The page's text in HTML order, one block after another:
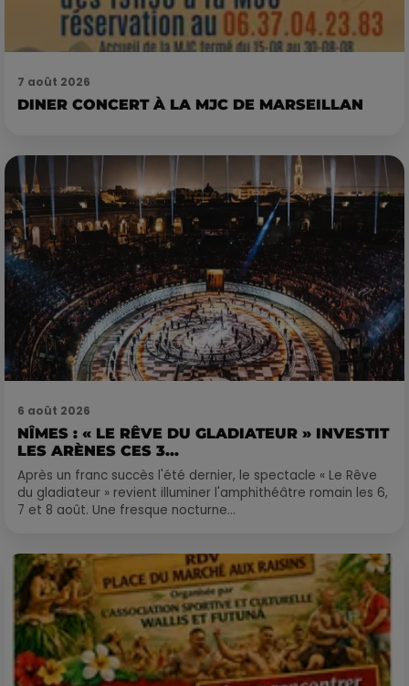
7 août 2026
DINER CONCERT À LA MJC DE MARSEILLAN
6 août 2026
NÎMES : « LE RÊVE DU GLADIATEUR » INVESTIT
LES ARÈNES CES 3...
Après un franc succès l'été dernier, le spectacle « Le Rêve
du gladiateur » revient illuminer l'amphithéâtre romain les 6,
7 et 8 août. Une fresque nocturne...